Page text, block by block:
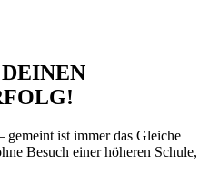
ist immer das Gleiche
Besuch einer höheren Schule,